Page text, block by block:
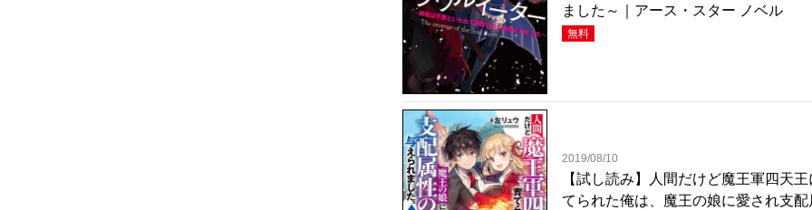
ました～｜アース・スター ノベル
無料
2019/08/10
【試し読み】人間だけど魔王軍四天
てられた俺は、魔王の娘に愛され支配